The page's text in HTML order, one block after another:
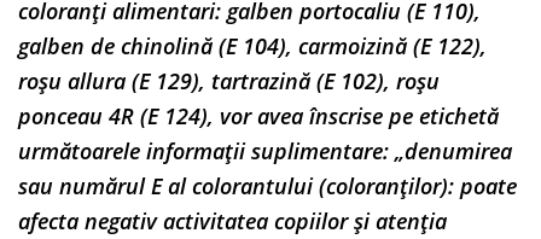
coloranţi alimentari: galben portocaliu (E 110),
galben de chinolină (E 104), carmoizină (E 122),
roşu allura (E 129), tartrazină (E 102), roşu
ponceau 4R (E 124), vor avea înscrise pe etichetă
următoarele informaţii suplimentare: „denumirea
sau numărul E al colorantului (coloranţilor): poate
afecta negativ activitatea copiilor şi atenţia